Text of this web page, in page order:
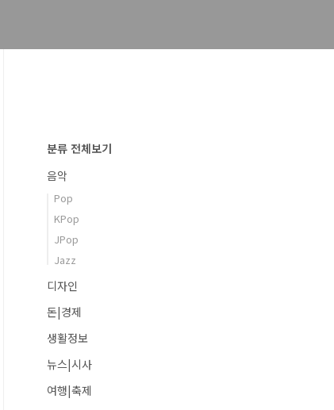
분류 전체보기
음악
Pop
KPop
JPop
Jazz
디자인
돈|경제
생활정보
뉴스|시사
여행|축제